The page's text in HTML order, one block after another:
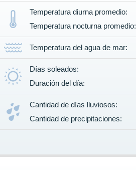
Temperatura diurna promedio:
Temperatura nocturna promedio:
Temperatura del agua de mar:
Días soleados:
Duración del día:
Cantidad de días lluviosos:
Cantidad de precipitaciones: